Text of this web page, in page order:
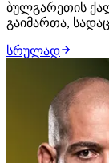
ბულგარეთის
გაიმართა,
ქართველმა
დივიზიონის
მუჰამედ
სრულად